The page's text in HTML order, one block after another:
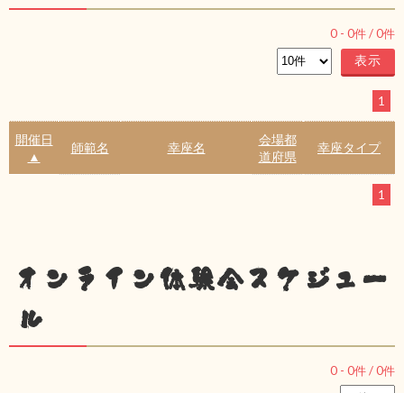
0 - 0件 /0件
1
開催日
▲
師範名 幸座名
会場都
道府県
幸座タイプ
1
オンライン体験会スケジュー
ル
0 - 0件 /0件